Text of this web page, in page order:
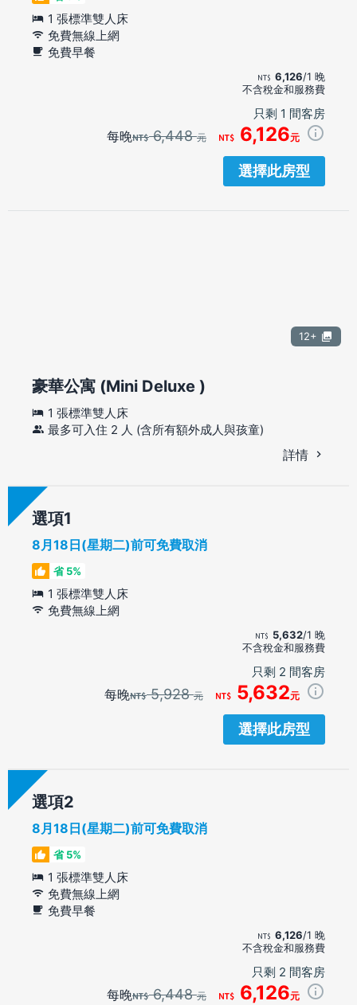
1 張標準雙人床
免費無線上網
免費早餐
6,126/1 晚
不含稅金和服務費
只剩 1 間客房
每晚 6,448元 6,126元
選擇此房型
12+
豪華公寓 (Mini Deluxe )
1 張標準雙人床
最多可入住 2 人 (含所有額外成人與孩童)
詳情
選項
8月18日(星期二)前可免費取消
省 5%
1 張標準雙人床
免費無線上網
5,632/1 晚
不含稅金和服務費
只剩 2 間客房
每晚 5,928元 5,632元
選擇此房型
選項
8月18日(星期二)前可免費取消
省 5%
1 張標準雙人床
免費無線上網
免費早餐
6,126/1 晚
不含稅金和服務費
只剩 2 間客房
每晚 6,448元 6,126元